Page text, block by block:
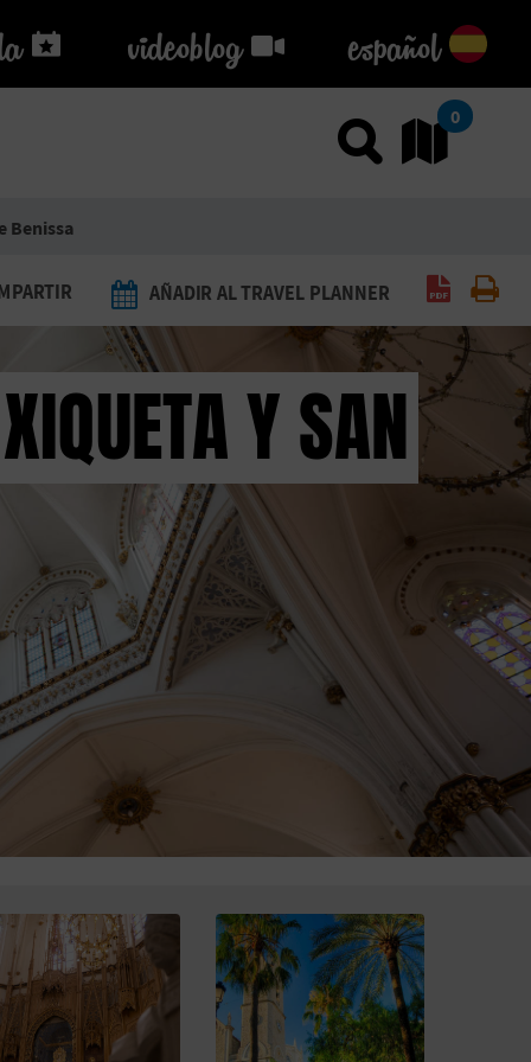
videoblog
videoblog español
Usar el
0
Benissa
Y SAN
AÑADIR AL TRAVEL PLANNER Generar